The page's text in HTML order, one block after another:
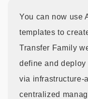
You can now use
templates to
Transfer Family
define and
via infrastructure-
centralized